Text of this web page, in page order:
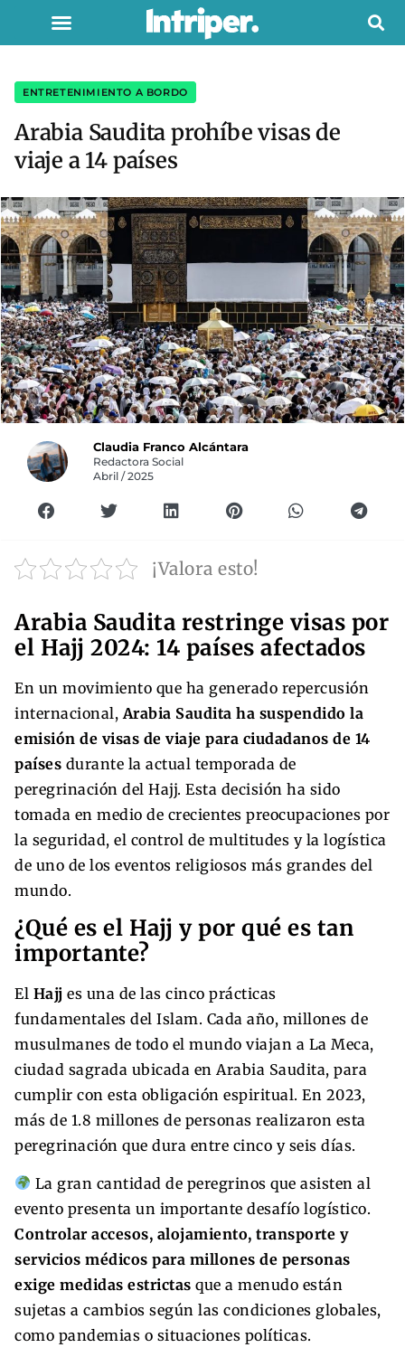
ENTRETENIMIENTO A BORDO
Arabia Saudita prohíbe visas de
viaje a 14 países
Claudia Franco Alcántara
Redactora Social
Abril / 2025
¡Valora esto!
Arabia Saudita restringe visas por
el Hajj 2024: 14 países afectados
En un movimiento que ha generado repercusión
internacional, Arabia Saudita ha suspendido la
emisión de visas de viaje para ciudadanos de 14
países durante la actual temporada de
peregrinación del Hajj. Esta decisión ha sido
tomada en medio de crecientes preocupaciones por
la seguridad, el control de multitudes y la logística
de uno de los eventos religiosos más grandes del
mundo.
¿Qué es el Hajj y por qué es tan
importante?
El Hajj es una de las cinco prácticas
fundamentales del Islam. Cada año, millones de
musulmanes de todo el mundo viajan a La Meca,
ciudad sagrada ubicada en Arabia Saudita, para
cumplir con esta obligación espiritual. En 2023,
más de 1.8 millones de personas realizaron esta
peregrinación que dura entre cinco y seis días.
La gran cantidad de peregrinos que asisten al
evento presenta un importante desafío logístico.
Controlar accesos, alojamiento, transporte y
servicios médicos para millones de personas
exige medidas estrictas que a menudo están
sujetas a cambios según las condiciones globales,
como pandemias o situaciones políticas.